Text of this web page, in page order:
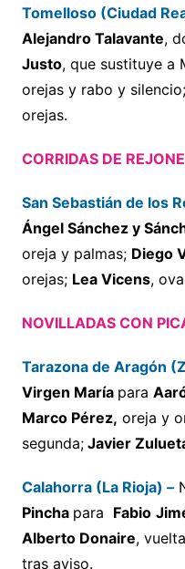
Tomelloso (Ciudad
Alejandro Talavante,
Justo, que sustituye a
orejas y rabo y silencio;
orejas.
CORRIDAS DE
San Sebastián de los
Ángel Sánchez y
oreja y palmas; Diego
orejas; Lea Vicens,
NOVILLADAS CON
Tarazona de Aragón
Virgen María para
Marco Pérez, oreja y
segunda;Javier
Calahorra (La Rioja) –
Pincha para Fabio
Alberto Donaire,
tras aviso.